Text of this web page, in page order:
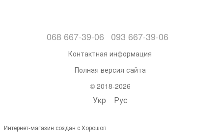
068 667-39-06 093 667-39-06
Контактная информация
Полная версия сайта
© 2018-2026
Укр Рус
Интернет-магазин создан с Хорошоп